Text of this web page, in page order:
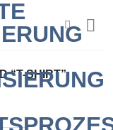
“T-SHIRT”